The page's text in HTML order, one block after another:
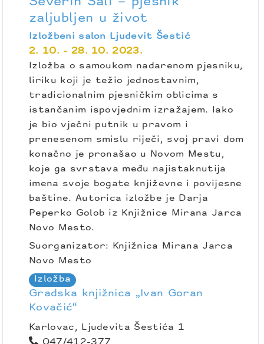
zaljubljen u život
Izložbeni salon Ljudevit Šestić
2. 10. - 28. 10. 2023.
Izložba o samoukom nadarenom pjesniku,
liriku koji je težio jednostavnim,
tradicionalnim pjesničkim oblicima s
istančanim ispovjednim izražajem. Iako
je bio vječni putnik u pravom i
prenesenom smislu riječi, svoj pravi dom
konačno je pronašao u Novom Mestu,
koje ga svrstava među najistaknutija
imena svoje bogate književne i povijesne
baštine. Autorica izložbe je Darja
Peperko Golob iz Knjižnice Mirana Jarca
Novo Mesto.
Suorganizator: Knjižnica Mirana Jarca
Novo Mesto
Izložba
Gradska knjižnica „Ivan Goran
Kovačić“
Karlovac, Ljudevita Šestića 1